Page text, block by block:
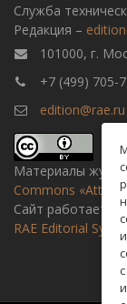
Служба
Редакция –
101000, г.
+7 (499) 705-
edition@rae.ru
Материалы
Commons
Сайт работает
RAE Editorial